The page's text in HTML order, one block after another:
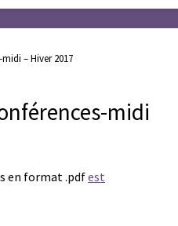
– Hiver 2017
midi
en format .pdfest